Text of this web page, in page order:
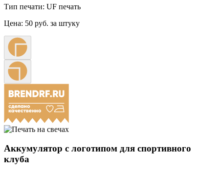
Тип печати: UF печать
Цена: 50 руб. за штуку
Аккумулятор с логотипом для спортивного
клуба